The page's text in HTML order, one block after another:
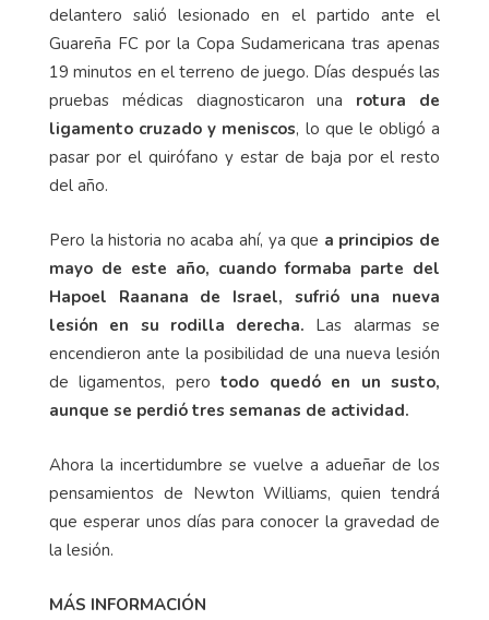
delantero salió lesionado en el partido ante el
Guareña FC por la Copa Sudamericana tras apenas
19 minutos en el terreno de juego. Días después las
pruebas médicas diagnosticaron una rotura de
ligamento cruzado y meniscos, lo que le obligó a
pasar por el quirófano y estar de baja por el resto
del año.
Pero la historia no acaba ahí, ya que a principios de
mayo de este año, cuando formaba parte del
Hapoel Raanana de Israel, sufrió una nueva
lesión en su rodilla derecha. Las alarmas se
encendieron ante la posibilidad de una nueva lesión
de ligamentos, perotodo quedó en un susto,
aunque se perdió tres semanas de actividad.
Ahora la incertidumbre se vuelve a adueñar de los
pensamientos de Newton Williams, quien tendrá
que esperar unos días para conocer la gravedad de
la lesión.
MÁS INFORMACIÓN